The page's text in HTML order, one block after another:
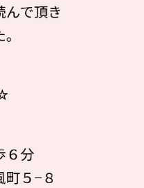
で頂き
６分
５−８